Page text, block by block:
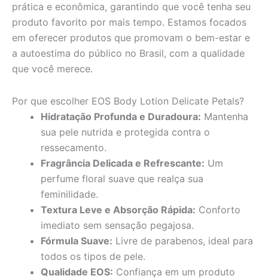
prática e econômica, garantindo que você tenha seu
produto favorito por mais tempo. Estamos focados
em oferecer produtos que promovam o bem-estar e
a autoestima do público no Brasil, com a qualidade
que você merece.
Por que escolher EOS Body Lotion Delicate Petals?
Hidratação Profunda e Duradoura: Mantenha
sua pele nutrida e protegida contra o
ressecamento.
Fragrância Delicada e Refrescante: Um
perfume floral suave que realça sua
feminilidade.
Textura Leve e Absorção Rápida: Conforto
imediato sem sensação pegajosa.
Fórmula Suave: Livre de parabenos, ideal para
todos os tipos de pele.
Qualidade EOS: Confiança em um produto